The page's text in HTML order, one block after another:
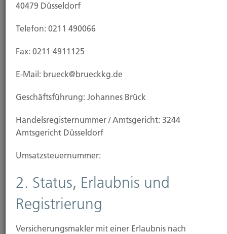
nach § 15 Versicherungsvermittlungsverordnung –
Erstinformation zur Erfüllung
der gesetzlichen
Informationspflicht gemäß §
Versicherungsvermittlerordnung
1. Name, Anschrift und
Kontaktdaten
40479 Düsseldorf
Telefon: 0211 490066
Fax: 0211 4911125
E-Mail: brueck@brueckkg.de
Geschäftsführung: Johannes Brück
Handels­registernummer / Amtsgericht: 3244
Amtsgericht Düsseldorf
Umsatzsteuer­nummer:
2. Status, Erlaubnis und
Registrierung
Versicherungsmakler mit einer Erlaubnis nach